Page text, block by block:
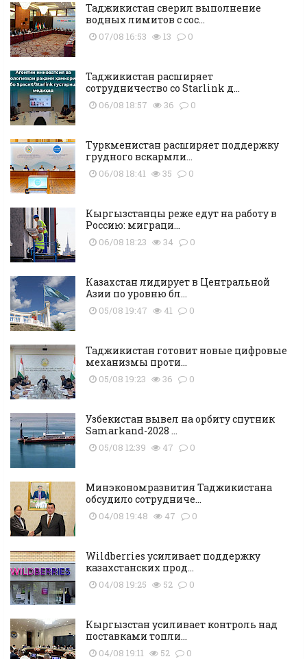
Таджикистан сверил выполнение
водных лимитов с сос...
07/08 16:53 13 0
Таджикистан расширяет
сотрудничество со Starlink д...
06/08 18:57 36 0
Туркменистан расширяет поддержку
грудного вскармли...
06/08 18:41 35 0
Кыргызстанцы реже едут на работу в
Россию: миграци...
06/08 18:23 34 0
Казахстан лидирует в Центральной
Азии по уровню бл...
05/08 19:47 41 0
Таджикистан готовит новые цифровые
механизмы проти...
05/08 19:23 36 0
Узбекистан вывел на орбиту спутник
Samarkand-2028 ...
05/08 12:39 47 0
Минэкономразвития Таджикистана
обсудило сотрудниче...
04/08 19:48 47 0
Wildberries усиливает поддержку
казахстанских прод...
04/08 19:25 52 0
Кыргызстан усиливает контроль над
поставками топли...
04/08 19:11 52 0